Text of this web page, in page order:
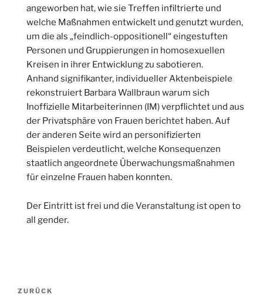
angeworben hat, wie sie Treffen infiltrierte und
welche Maßnahmen entwickelt und genutzt wurden,
um die als „feindlich-oppositionell“ eingestuften
Personen und Gruppierungen in homosexuellen
Kreisen in ihrer Entwicklung zu sabotieren.
Anhand signifikanter, individueller Aktenbeispiele
rekonstruiert Barbara Wallbraun warum sich
Inoffizielle Mitarbeiterinnen (IM) verpflichtet und aus
der Privatsphäre von Frauen berichtet haben. Auf
der anderen Seite wird an personifizierten
Beispielen verdeutlicht, welche Konsequenzen
staatlich angeordnete Überwachungsmaßnahmen
für einzelne Frauen haben konnten.
Der Eintritt ist frei und die Veranstaltung ist open to
all gender.
Beitragsnavigation
Vorheriger
ZURÜCK